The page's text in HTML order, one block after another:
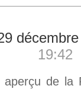
19:42
de la